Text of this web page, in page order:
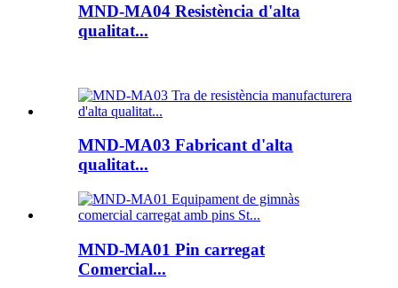
MND-MA04 Resistència d'alta
qualitat...
MND-MA03 Fabricant d'alta
qualitat...
MND-MA01 Pin carregat
Comercial...